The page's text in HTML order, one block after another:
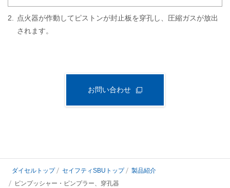
2. 点火器が作動してピストンが封止板を穿孔し、圧縮ガスが放出
されます。
お問い合わせ
ダイセルトップ セイフティSBUトップ
製品紹介
ピンプッシャー・ピンプラー、穿孔器